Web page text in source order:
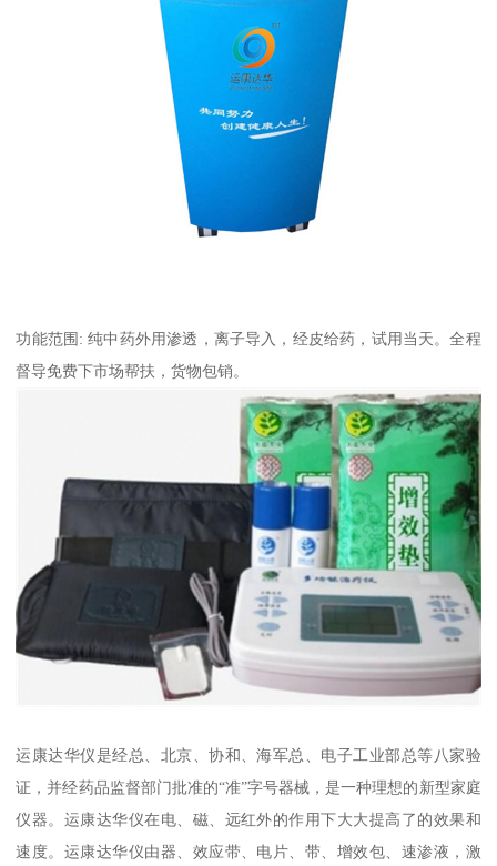
功能范围: 纯中药外用渗透，离子导入，经皮给药，试用当天。全程
督导免费下市场帮扶，货物包销。
运康达华仪是经总、北京、协和、海军总、电子工业部总等八家验
证，并经药品监督部门批准的“准”字号器械，是一种理想的新型家庭
仪器。运康达华仪在电、磁、远红外的作用下大大提高了的效果和
速度。运康达华仪由器、效应带、电片、带、增效包、速渗液，激